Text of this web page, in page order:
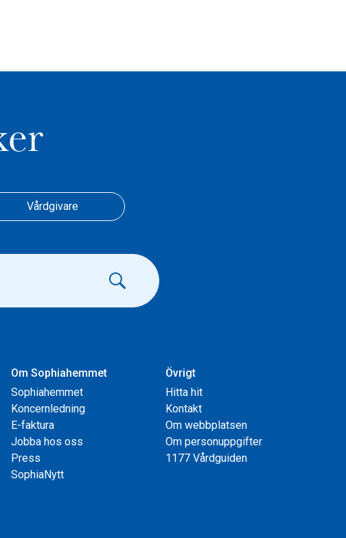
Vårdgivare
Om Sophiahemmet
Sophiahemmet
Koncernledning
E-faktura
Jobba hos oss
Press
SophiaNytt
Övrigt
Hitta hit
Kontakt
Om webbplatsen
Om personuppgifter
1177 Vårdguiden